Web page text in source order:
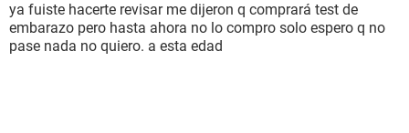
ya fuiste hacerte revisar me dijeron q comprará test de
embarazo pero hasta ahora no lo compro solo espero q no
pase nada no quiero. a esta edad